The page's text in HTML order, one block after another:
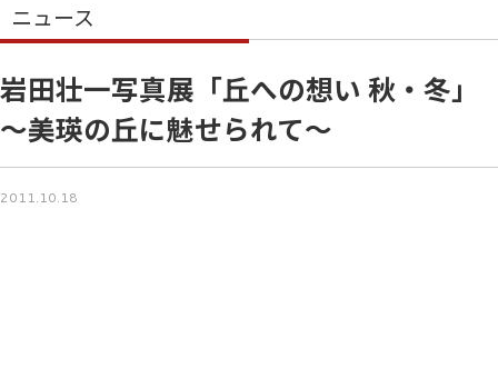
ニュース
岩田壮一写真展「丘への想い 秋・冬」
～美瑛の丘に魅せられて～
2011.10.18